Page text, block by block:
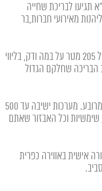
מ15 דקות מת"א תגיעו לבריכת שחייה
מאירועי חברות,בר
במתחם תמצאו רחבת ישיבה מקורת של 205 מטר על במה ודק, בליווי
הבריכה שחלקם הגדול
בריכה ענקית חצי אולימפית 300 מטר מרובע. מערכות ישיבה עד 500
שימשיות וכל האבזור שאתם
אישית באווירה כפרית